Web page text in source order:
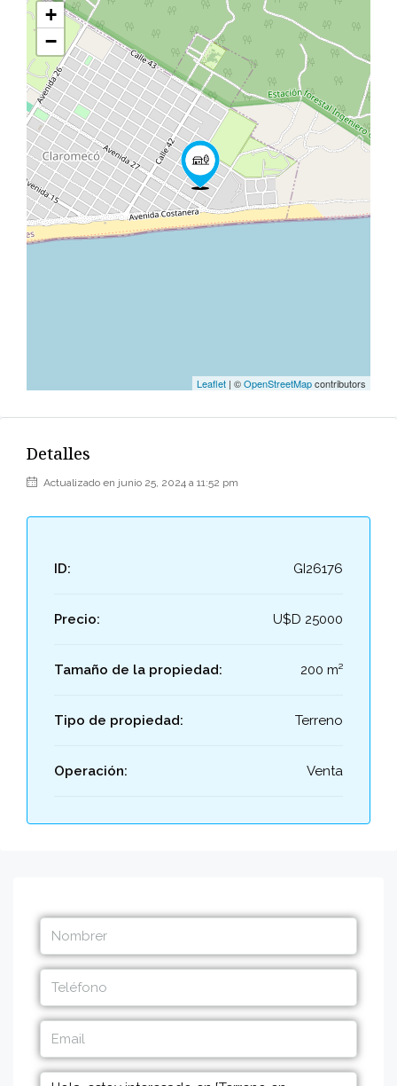
+
−
Leaflet | ©OpenStreetMapcontributors
Detalles
Actualizado en junio 25, 2024 a 11:52 pm
ID: GI26176
Precio: U$D 25000
Tamaño de la propiedad: 200 m²
Tipo de propiedad: Terreno
Operación: Venta